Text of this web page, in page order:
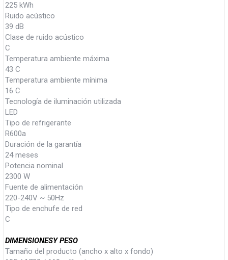
225 kWh
Ruido acústico
39 dB
Clase de ruido acústico
C
Temperatura ambiente máxima
43 C
Temperatura ambiente mínima
16 C
Tecnología de iluminación utilizada
LED
Tipo de refrigerante
R600a
Duración de la garantía
24 meses
Potencia nominal
2300 W
Fuente de alimentación
220-240V ~ 50Hz
Tipo de enchufe de red
C
DIMENSIONESY PESO
Tamaño del producto (ancho x alto x fondo)